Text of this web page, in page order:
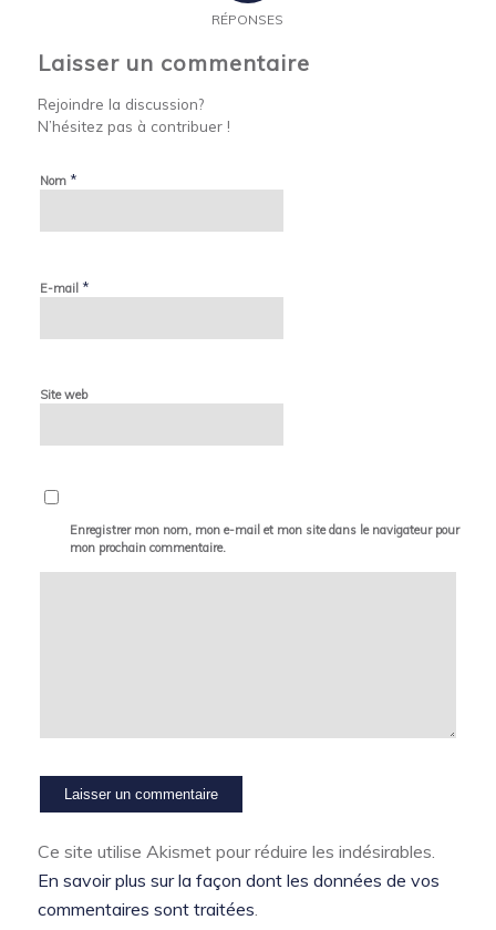
RÉPONSES
Laisser un commentaire
Rejoindre la discussion?
N’hésitez pas à contribuer !
Nom *
E-mail *
Site web
Enregistrer mon nom, mon e-mail et mon site dans le navigateur pour
mon prochain commentaire.
Ce site utilise Akismet pour réduire les indésirables.
En savoir plus sur la façon dont les données de vos
commentaires sont traitées.